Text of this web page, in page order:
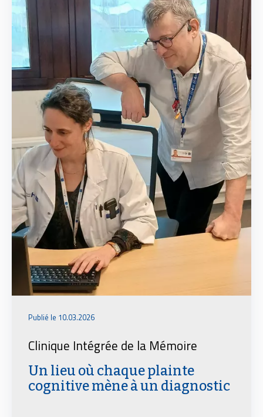
Publié le 10.03.2026
Un lieu où chaque plainte
cognitive mène à un diagnostic
Clinique Intégrée de la Mémoire